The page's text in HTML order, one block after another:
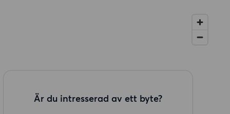
Är du intresserad av ett byte?